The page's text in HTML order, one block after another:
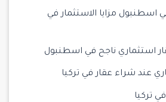
اسطنبول مزايا الاستثمار في
استثماري ناجح في اسطنبول
عند شراء عقار في تركيا
تركيا